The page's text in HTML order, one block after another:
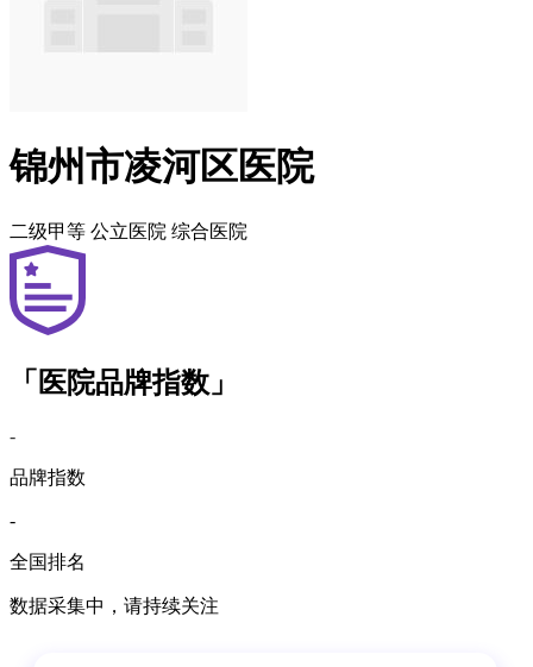
锦州市凌河区医院
二级甲等 公立医院 综合医院
「医院品牌指数」
-
品牌指数
-
全国排名
数据采集中，请持续关注